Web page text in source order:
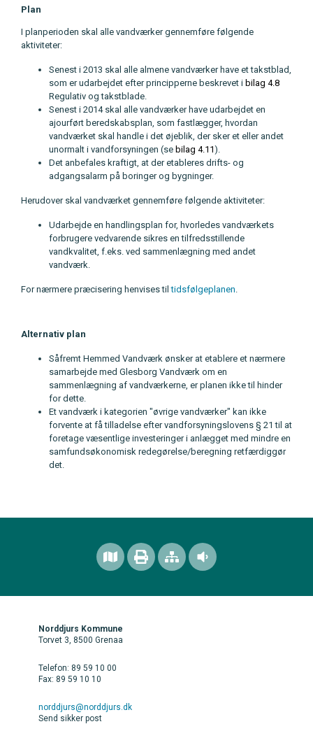
Plan
I planperioden skal alle vandværker gennemføre følgende
aktiviteter:
Senest i 2013 skal alle almene vandværker have et takstblad,
som er udarbejdet efter principperne beskrevet i bilag 4.8
Regulativ og takstblade.
Senest i 2014 skal alle vandværker have udarbejdet en
ajourført beredskabsplan, som fastlægger, hvordan
vandværket skal handle i det øjeblik, der sker et eller andet
unormalt i vandforsyningen (se bilag 4.11).
Det anbefales kraftigt, at der etableres drifts- og
adgangsalarm på boringer og bygninger.
Herudover skal vandværket gennemføre følgende aktiviteter:
Udarbejde en handlingsplan for, hvorledes vandværkets
forbrugere vedvarende sikres en tilfredsstillende
vandkvalitet, f.eks. ved sammenlægning med andet
vandværk.
For nærmere præcisering henvises tiltidsfølgeplanen.
Alternativ plan
Såfremt Hemmed Vandværk ønsker at etablere et nærmere
samarbejde med Glesborg Vandværk om en
sammenlægning af vandværkerne, er planen ikke til hinder
for dette.
Et vandværk i kategorien "øvrige vandværker" kan ikke
forvente at få tilladelse efter vandforsyningslovens § 21 til at
foretage væsentlige investeringer i anlægget med mindre en
samfundsøkonomisk redegørelse/beregning retfærdiggør
det.
Norddjurs Kommune
Torvet 3, 8500 Grenaa
Telefon: 89 59 10 00
Fax: 89 59 10 10
norddjurs@norddjurs.dk
Send sikker post